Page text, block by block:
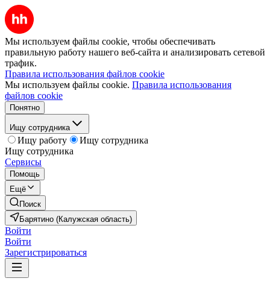
Мы используем файлы cookie, чтобы обеспечивать
правильную работу нашего веб-сайта и анализировать сетевой
трафик.
Правила использования файлов cookie
Мы используем файлы cookie. Правила использования
файлов cookie
Понятно
Ищу сотрудника
Ищу работу
Ищу сотрудника
Ищу сотрудника
Сервисы
Помощь
Ещё
Поиск
Барятино (Калужская область)
Войти
Войти
Зарегистрироваться